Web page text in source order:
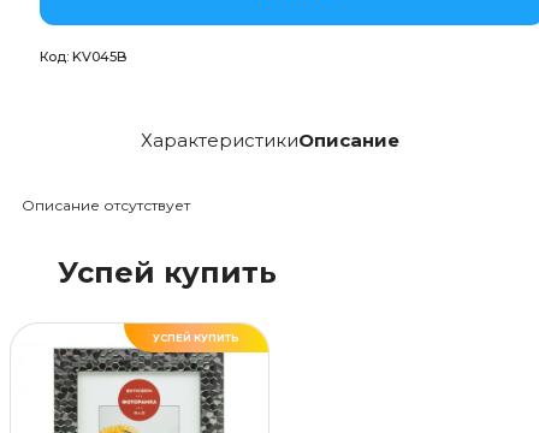
Код: KV045B
ХарактеристикиОписание
Описание отсутствует
Успей купить
УСПЕЙ КУПИТЬ